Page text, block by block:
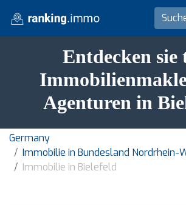
Entdecken sie
Agenturen in
Germany
Immobilie in Bundesland Nordrhein-
Immobilie in Bielefeld